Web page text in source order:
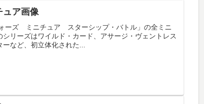
ュア画像
ーズ ミニチュア スターシップ・バトル」の全ミニ
リーズはワイルド・カード、アサージ・ヴェントレス
など、初立体化された...